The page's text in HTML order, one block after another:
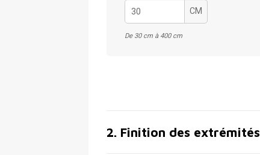
CM
De 30 cm à 400 cm
2. Finition des extrémités